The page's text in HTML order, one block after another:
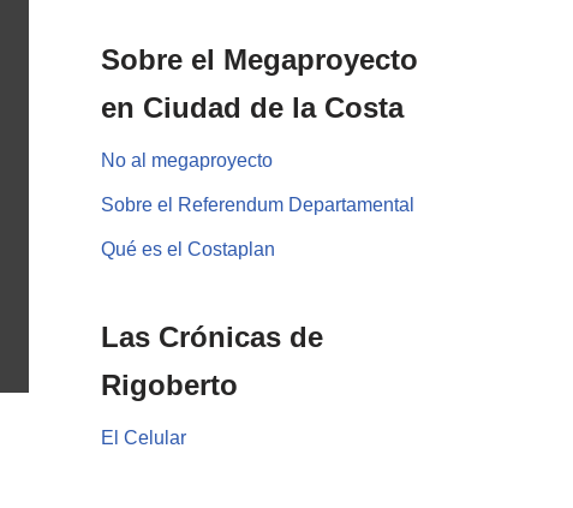
Sobre el Megaproyecto
en Ciudad de la Costa
No al megaproyecto
Sobre el Referendum Departamental
Qué es el Costaplan
Las Crónicas de
Rigoberto
El Celular